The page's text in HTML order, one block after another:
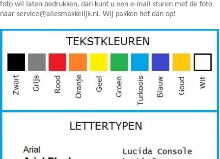
foto wil laten bedrukken, dan kunt u een e-mail sturen met de foto
naar service@allesmakkelijk.nl. Wij pakken het dan op!